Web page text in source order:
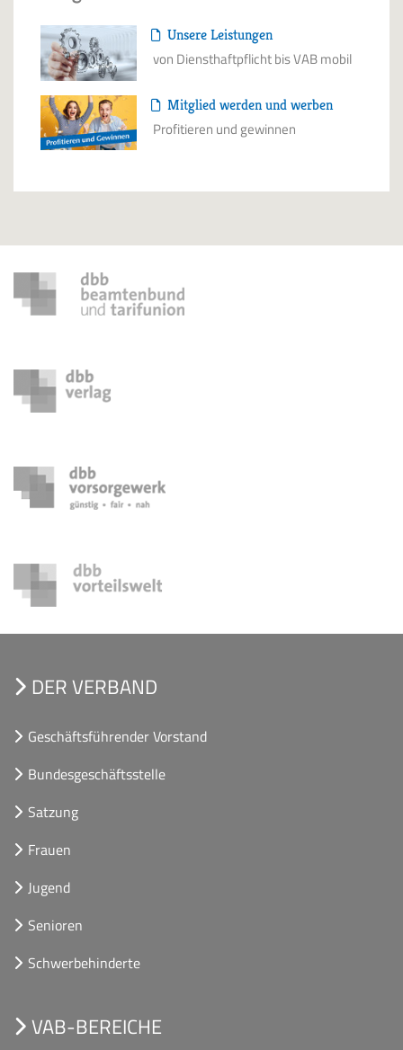
Unsere Leistungen
von Diensthaftpflicht bis VAB mobil
Mitglied werden und werben
Profitieren und gewinnen
DER VERBAND
Geschäftsführender Vorstand
Bundesgeschäftsstelle
Satzung
Frauen
Jugend
Senioren
Schwerbehinderte
VAB-BEREICHE